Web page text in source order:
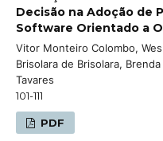
Decisão na Adoção de
Software Orientado a
Vitor Monteiro Colombo,
Brisolara de Brisolara,
Tavares
101-111
PDF